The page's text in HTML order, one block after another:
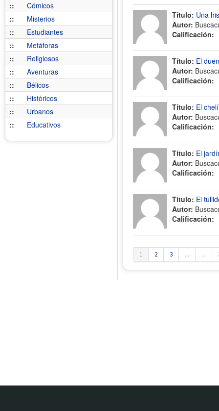
::
Cómicos
::
Misterios
::
Estudiantes
::
Metáforas
::
Religiosos
::
Aventuras
::
Bélicos
::
Históricos
::
Urbanos
::
Educativos
Título: Una
Autor:
Calificación:
Título: El
Autor:
Calificación:
Título: El
Autor:
Calificación:
Título: El
Autor:
Calificación:
Título: El
Autor:
Calificación:
1 2 3 ... ...